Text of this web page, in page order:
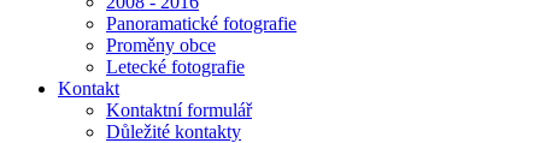
Panoramatické fotografie
Proměny obce
Letecké fotografie
Kontakt
Kontaktní formulář
Důležité kontakty